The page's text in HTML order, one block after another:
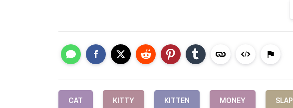
CAT KITTY KITTEN MONEY SLAP